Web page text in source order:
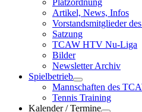
Platzordnung
Artikel, News, Infos
Vorstandsmitglieder
Satzung
TCAW HTV Nu-Liga
Bilder
Newsletter Archiv
Spielbetrieb
Mannschaften des
Tennis Training
Kalender / Termine